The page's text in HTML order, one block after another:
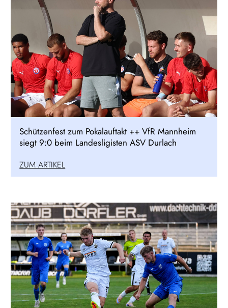
Schützenfest zum Pokalauftakt ++ VfR Mannheim
siegt 9:0 beim Landesligisten ASV Durlach
ZUM ARTIKEL